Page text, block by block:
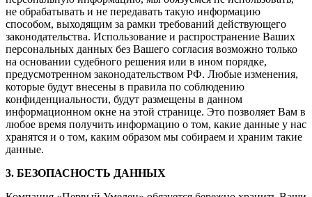
не обрабатывать и не передавать такую информацию
способом, выходящим за рамки требований действующего
законодательства. Использование и распространение Ваших
персональных данных без Вашего согласия возможно только
на основании судебного решения или в ином порядке,
предусмотренном законодательством РФ. Любые изменения,
которые будут внесены в правила по соблюдению
конфиденциальности, будут размещены в данном
информационном окне на этой странице. Это позволяет Вам в
любое время получить информацию о том, какие данные у нас
хранятся и о том, каким образом мы собираем и храним такие
данные.
3. БЕЗОПАСНОСТЬ ДАННЫХ